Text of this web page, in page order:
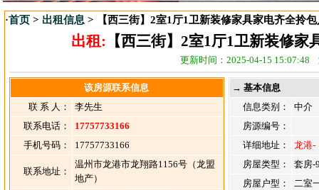
·首页 > 出租信息 > 【西三街】2室1厅1卫新装修家具家电齐全拎
出租: 【西三街】2室1厅1卫新装修
更新时间：2025-04-15 15:07:48
该房源联系信息
联 系 人：
李先生
联系电话：
17757733166
手机号码：
17757733166
联系地址：
温州市龙港市龙翔路1156号（龙盟
地产）
→ 基本信息
信息类别：
中介
房源编号：
详细地址：
龙港-
房屋类型：
套房-
房屋户型：
二室